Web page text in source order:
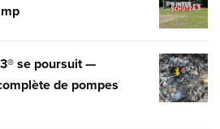
2026
:
RETOUR
SUR
NOTRE
DE
LA
3® se poursuit —
de pompes